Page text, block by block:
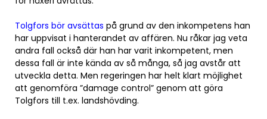
Tolgfors bör avsättas på grund av den inkompetens han
har uppvisat i hanterandet av affären. Nu råkar jag veta
andra fall också där han har varit inkompetent, men
dessa fall är inte kända av så många, så jag avstår att
utveckla detta. Men regeringen har helt klart möjlighet
att genomföra ”damage control” genom att göra
Tolgfors till t.ex. landshövding.